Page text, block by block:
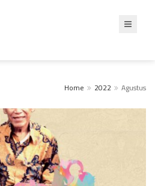
Home 2022 Agustus